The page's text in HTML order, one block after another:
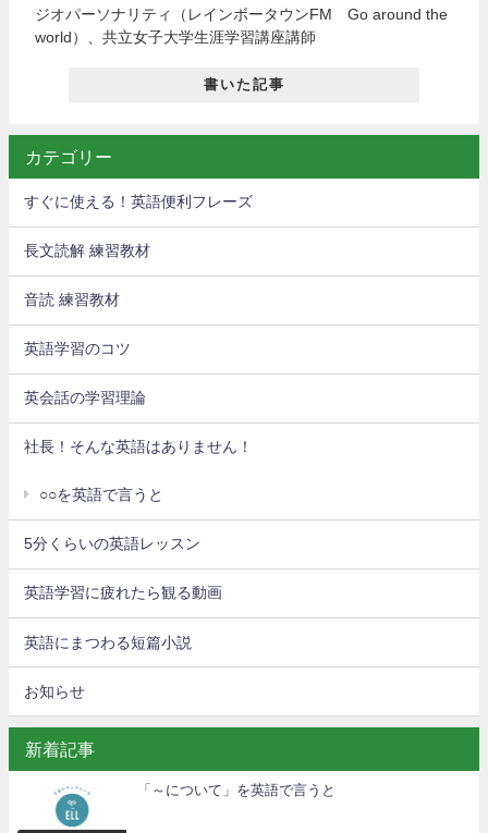
ジオパーソナリティ（レインボータウンFM Go around the
world）、共立女子大学生涯学習講座講師
書いた記事
カテゴリー
すぐに使える！英語便利フレーズ
長文読解 練習教材
音読 練習教材
英語学習のコツ
英会話の学習理論
社長！そんな英語はありません！
○○を英語で言うと
5分くらいの英語レッスン
英語学習に疲れたら観る動画
英語にまつわる短篇小説
お知らせ
新着記事
「～について」を英語で言うと